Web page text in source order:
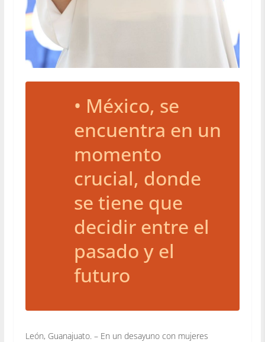
• México, se
encuentra en un
momento
crucial, donde
se tiene que
decidir entre el
pasado y el
futuro
León, Guanajuato. – En un desayuno con mujeres